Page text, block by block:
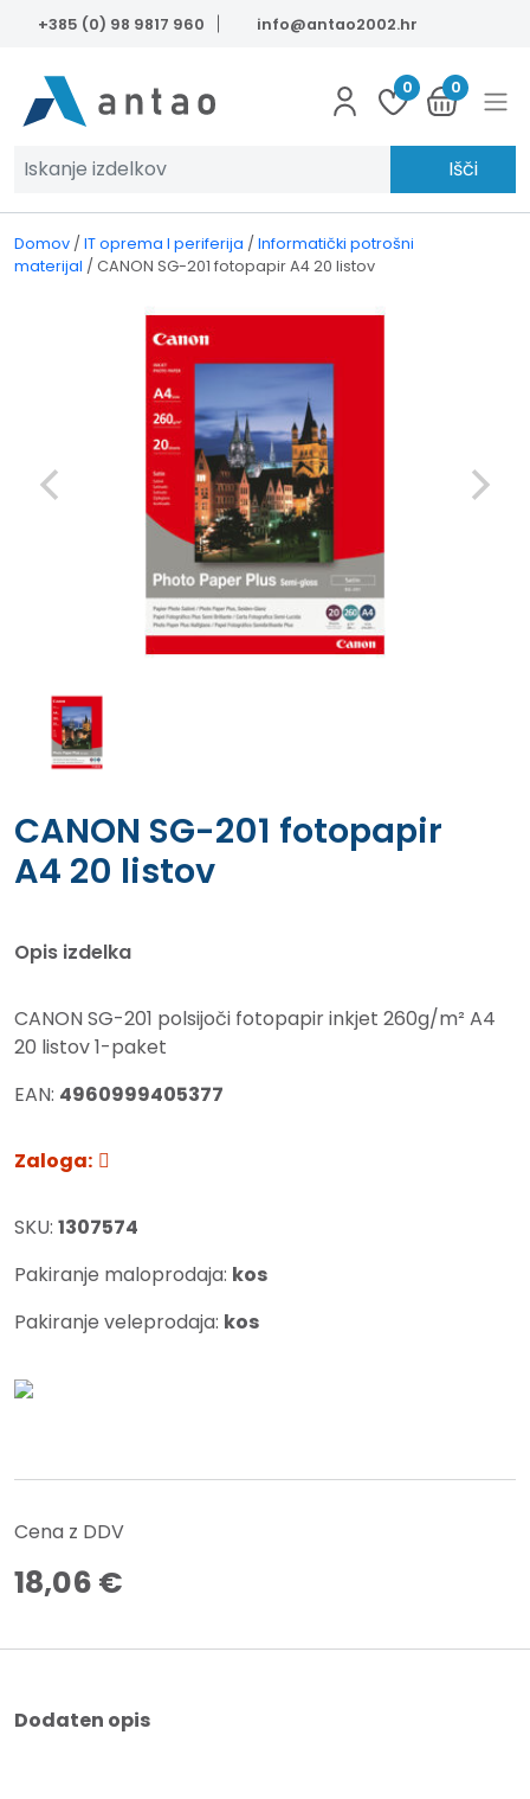
Skip to main content
+385 (0) 98 9817 960 info@antao2002.hr
0 0
Išči
Domov / IT oprema I periferija / Informatički potrošni
materijal / CANON SG-201 fotopapir A4 20 listov
CANON SG-201 fotopapir
A4 20 listov
Opis izdelka
CANON SG-201 polsijoči fotopapir inkjet 260g/m² A4
20 listov 1-paket
EAN: 4960999405377
Zaloga:
SKU: 1307574
Pakiranje maloprodaja: kos
Pakiranje veleprodaja: kos
Cena z DDV
18,06 €
Dodaten opis